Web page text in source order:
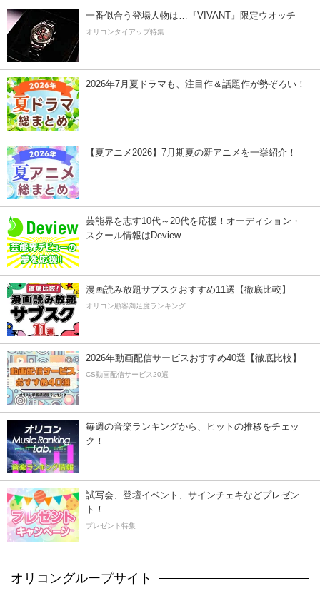
一番似合う登場人物は…『VIVANT』限定ウオッチ
オリコンタイアップ特集
2026年7月夏ドラマも、注目作＆話題作が勢ぞろい！
【夏アニメ2026】7月期夏の新アニメを一挙紹介！
芸能界を志す10代～20代を応援！オーディション・
スクール情報はDeview
漫画読み放題サブスクおすすめ11選【徹底比較】
オリコン顧客満足度ランキング
2026年動画配信サービスおすすめ40選【徹底比較】
CS動画配信サービス20選
毎週の音楽ランキングから、ヒットの推移をチェッ
ク！
試写会、登壇イベント、サインチェキなどプレゼン
ト！
プレゼント特集
オリコングループサイト